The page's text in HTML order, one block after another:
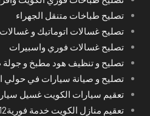
تصليح طباخات متنقل الجهراء
تصليح غسالات اتوماتيك و
تصليح غسالات فوري واسبيرات
تصليح و تنظيف هود مطبخ و جولة
تصليح و صيانة سيارات في حولي
تعقيم سيارات الكويت غسيل
تعقيم منازل الكويت خدمة فورية65781212